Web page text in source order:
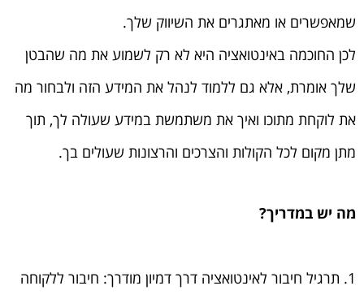
שמאפשרים או מאתגרים את השיווק שלך.
לכן החוכמה באינטואציה היא לא רק לשמוע את מה שהבטן
שלך אומרת, אלא גם ללמוד לנהל את המידע הזה ולבחור מה
את לוקחת מתוכו ואיך את משתמשת במידע שעולה לך, תוך
מתן מקום לכל הקולות והצרכים והרצונות שעולים בך.
מה יש במדריך?
1. תרגיל חיבור לאינטואציה דרך דמיון מודרך: חיבור ללקוחה